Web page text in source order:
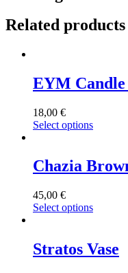
Related products
EYM Candle
18,00 €
Select options
Chazia
45,00 €
Select options
Stratos Vase